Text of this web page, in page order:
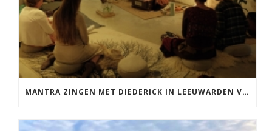
MANTRA ZINGEN MET DIEDERICK IN LEEUWARDEN VRIJDAG 12 JUNI KIRTAN